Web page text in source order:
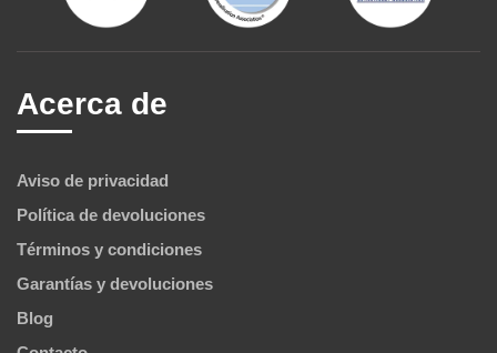
Acerca de
Aviso de privacidad
Política de devoluciones
Términos y condiciones
Garantías y devoluciones
Blog